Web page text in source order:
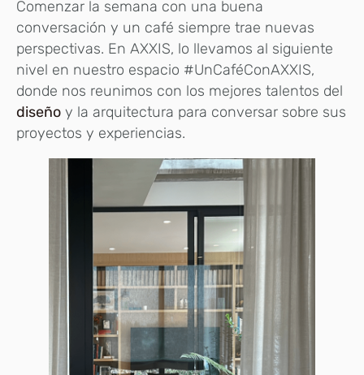
Comenzar la semana con una buena
conversación y un café siempre trae nuevas
perspectivas. En AXXIS, lo llevamos al siguiente
nivel en nuestro espacio #UnCaféConAXXIS,
donde nos reunimos con los mejores talentos del
diseño y la arquitectura para conversar sobre sus
proyectos y experiencias.